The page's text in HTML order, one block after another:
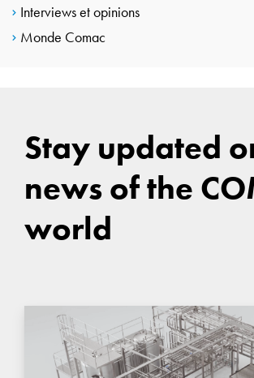
Interviews et opinions
Monde Comac
Stay updated
news of the
world